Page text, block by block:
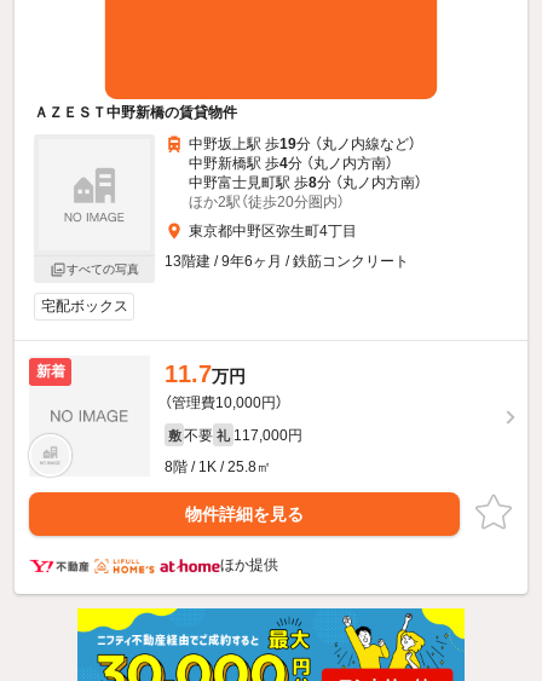
ＡＺＥＳＴ中野新橋の賃貸物件
すべての写真
中野坂上駅 歩19分 （丸ノ内線など）
中野新橋駅 歩4分 （丸ノ内方南）
中野富士見町駅 歩8分 （丸ノ内方南）
ほか2駅（徒歩20分圏内）
東京都中野区弥生町4丁目
13階建 / 9年6ヶ月 / 鉄筋コンクリート
宅配ボックス
新着 11.7万円
（管理費10,000円）
敷 不要 礼 117,000円
8階 / 1K / 25.8㎡
物件詳細を見る
ほか提供